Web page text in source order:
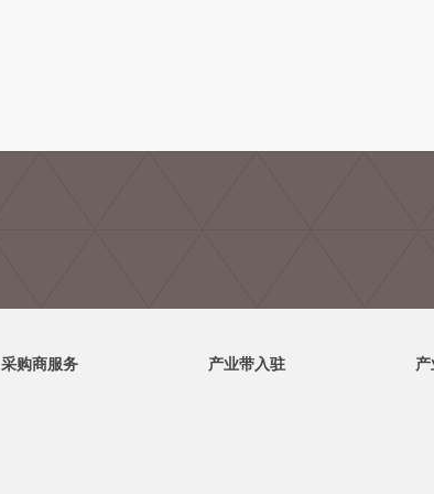
采购商服务 产业带入驻